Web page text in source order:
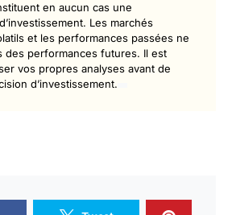
en aucun cas une
Les marchés
et les performances passées ne
des performances futures. Il est
vos propres analyses avant de
d’investissement.